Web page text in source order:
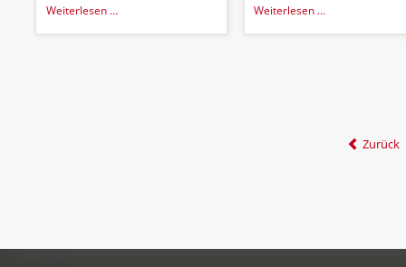
Weiterlesen …Popchor
Weiterlesen …50
Zurück